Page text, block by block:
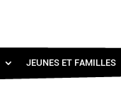
JEUNES ET FAMILLES